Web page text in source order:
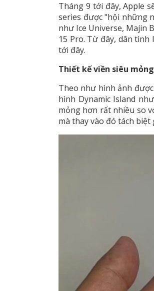
Tháng 9 tới đây, Apple
series được "hội những
như Ice Universe, Majin
15 Pro. Từ đây, dân
tới đây.
Thiết kế viền siêu mỏng
Theo như hình ảnh
hình Dynamic Island
mỏng hơn rất nhiều so
mà thay vào đó tách